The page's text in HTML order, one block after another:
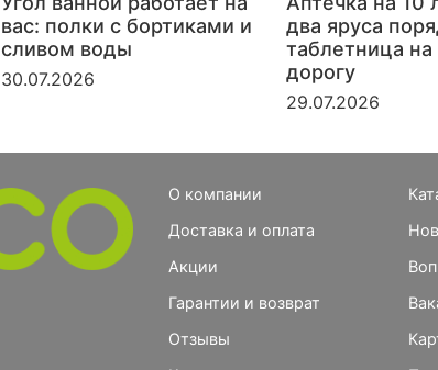
вас: полки с бортиками и
сливом воды
30.07.2026
два яруса
таблетница
дорогу
29.07.2026
О компании
Доставка и оплата
Акции
Гарантии и возврат
Отзывы